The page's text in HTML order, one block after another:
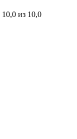
10,0 из 10,0